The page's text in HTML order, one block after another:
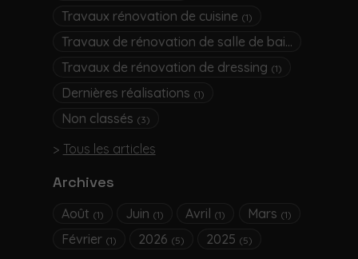
Travaux rénovation de cuisine (1)
Travaux de rénovation de salle de bain
Travaux de rénovation de dressing (1)
Dernières réalisations (1)
Non classés (3)
Tous les articles
Archives
Août (1) Juin (1) Avril (1) Mars (1)
Février (1) 2026 (5) 2025 (5)